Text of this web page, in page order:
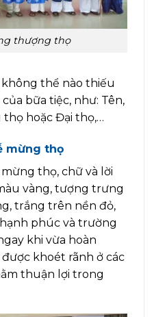
thượng thọ
thể nào thiếu
bữa tiệc, như: Tên,
hoặc Đại thọ,…
mừng thọ
thọ, chữ và lời
vàng, tượng trưng
trắng trên nền đỏ,
phúc và trường
khi vừa hoàn
khoét rãnh ở các
thuận lợi trong